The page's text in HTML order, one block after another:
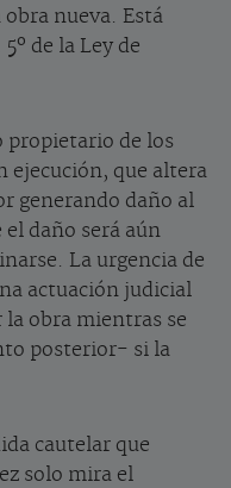
nueva. Está
de la Ley de
propietario de los
ejecución, que altera
generando daño al
el daño será aún
La urgencia de
actuación judicial
la obra mientras se
posterior- si la
cautelar que
solo mira el